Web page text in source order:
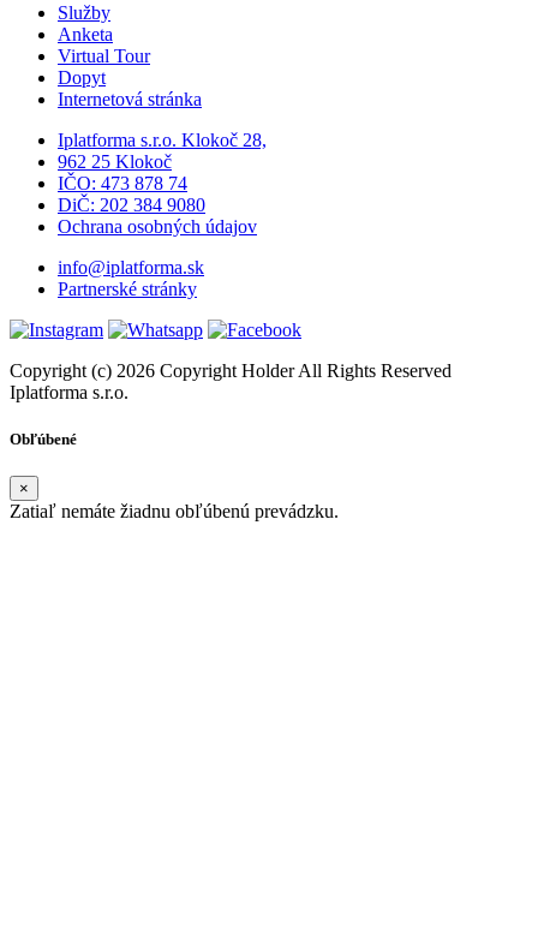
Služby
Anketa
Virtual Tour
Dopyt
Internetová stránka
Iplatforma s.r.o. Klokoč 28,
962 25 Klokoč
IČO: 473 878 74
DiČ: 202 384 9080
Ochrana osobných údajov
info@iplatforma.sk
Partnerské stránky
Copyright (c) 2026 Copyright Holder All Rights Reserved
Iplatforma s.r.o.
Obľúbené
×
Zatiaľ nemáte žiadnu obľúbenú prevádzku.